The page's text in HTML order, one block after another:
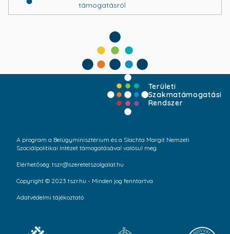
támogatásról
Területi
Szakmatámogatási
Rendszer
A program a Belügyminisztérium és a Slachta Margit Nemzeti
Szociálpolitikai Intézet támogatásával valósul meg.
Elérhetőség: tszr@szeretetszolgalat.hu
Copyright © 2023 tszr.hu - Minden jog fenntartva
Adatvédelmi tájékoztató